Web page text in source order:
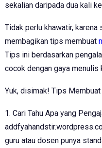
sekalian daripada dua kali
Tidak perlu khawatir, karena
membagikan tips membuat
Tips ini berdasarkan
cocok dengan gaya menulis
Yuk, disimak! Tips
1. Cari Tahu Apa yang
guru atau dosen punya